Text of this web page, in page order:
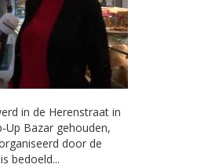
in de Herenstraat in
Up Bazar gehouden,
door de
bedoeld...